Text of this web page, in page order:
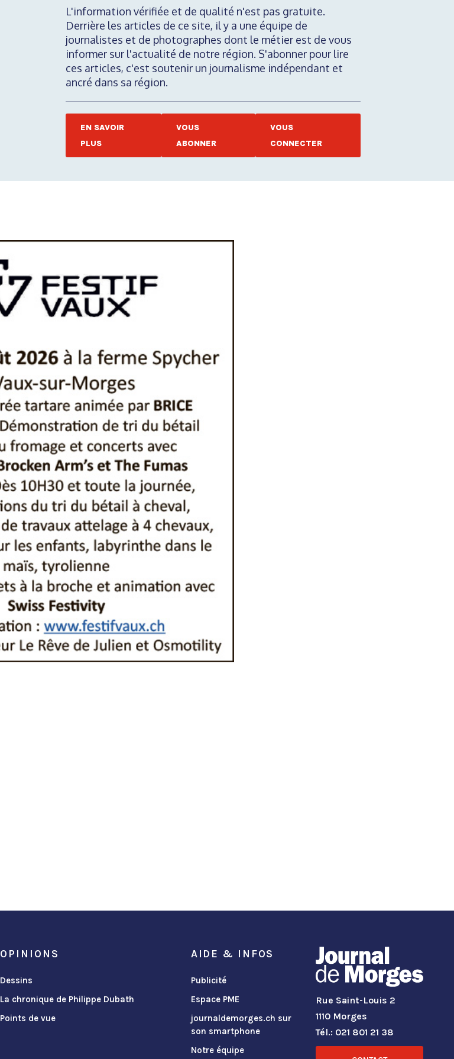
L'information vérifiée et de qualité n'est pas gratuite.
Derrière les articles de ce site, il y a une équipe de
journalistes et de photographes dont le métier est de vous
informer sur l'actualité de notre région. S'abonner pour lire
ces articles, c'est soutenir un journalisme indépendant et
ancré dans sa région.
EN SAVOIR
PLUS
VOUS
ABONNER
VOUS
CONNECTER
OPINIONS
Dessins
La chronique de Philippe Dubath
Points de vue
AIDE & INFOS
Publicité
Espace PME
journaldemorges.ch sur
son smartphone
Notre équipe
Rue Saint-Louis 2
1110 Morges
Tél.: 021 801 21 38